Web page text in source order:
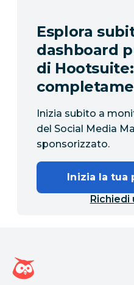
Esplora
dashboard
di
Inizia subito a
del Social Media
sponsorizzato.
Inizia la tua
Richiedi
Home page di Hootsuite